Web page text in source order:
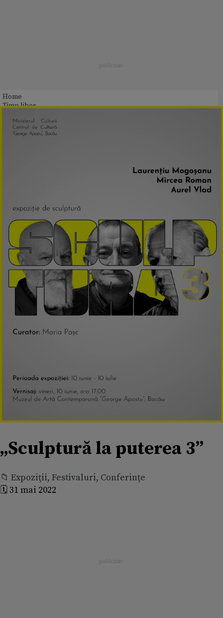
Home
Timp liber
„Sculptură la puterea 3”
📁 Expoziţii, Festivaluri, Conferințe
🗓️ 31 mai 2022